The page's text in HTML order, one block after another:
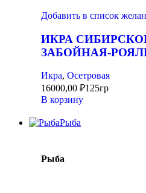
Добавить в список
ИКРА
ЗАБОЙНАЯ-
Икра, Осетровая
16000,00 ₽125гр
В корзину
Рыба
Рыба